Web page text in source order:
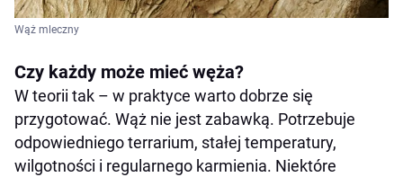
Wąż mleczny
Czy każdy może mieć węża?
W teorii tak – w praktyce warto dobrze się
przygotować. Wąż nie jest zabawką. Potrzebuje
odpowiedniego terrarium, stałej temperatury,
wilgotności i regularnego karmienia. Niektóre